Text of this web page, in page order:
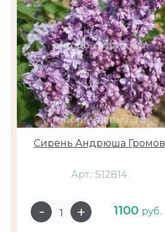
Сирень Андрюша Громов
Арт.: S12814
1100 руб.